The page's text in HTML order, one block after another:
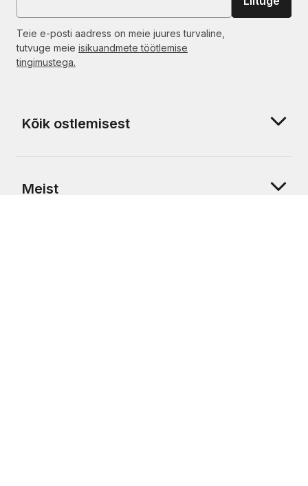
Teie e-posti aadress on meie juures turvaline,
tutvuge meie isikuandmete töötlemise
tingimustega.
Kõik ostlemisest
Meist